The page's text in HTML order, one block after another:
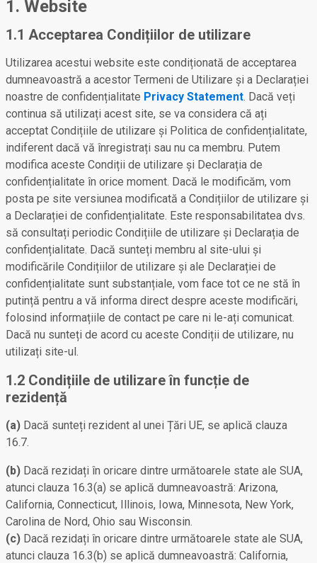
1. Website
1.1 Acceptarea Condițiilor de utilizare
Utilizarea acestui website este condiționată de acceptarea
dumneavoastră a acestor Termeni de Utilizare și a Declarației
noastre de confidențialitate Privacy Statement. Dacă veți
continua să utilizați acest site, se va considera că ați
acceptat Condițiile de utilizare și Politica de confidențialitate,
indiferent dacă vă înregistrați sau nu ca membru. Putem
modifica aceste Condiții de utilizare și Declarația de
confidențialitate în orice moment. Dacă le modificăm, vom
posta pe site versiunea modificată a Condițiilor de utilizare și
a Declarației de confidențialitate. Este responsabilitatea dvs.
să consultați periodic Condițiile de utilizare și Declarația de
confidențialitate. Dacă sunteți membru al site-ului și
modificările Condițiilor de utilizare și ale Declarației de
confidențialitate sunt substanțiale, vom face tot ce ne stă în
putință pentru a vă informa direct despre aceste modificări,
folosind informațiile de contact pe care ni le-ați comunicat.
Dacă nu sunteți de acord cu aceste Condiții de utilizare, nu
utilizați site-ul.
1.2 Condițiile de utilizare în funcție de
rezidență
(a) Dacă sunteți rezident al unei Țări UE, se aplică clauza
16.7.
(b) Dacă rezidați în oricare dintre următoarele state ale SUA,
atunci clauza 16.3(a) se aplică dumneavoastră: Arizona,
California, Connecticut, Illinois, Iowa, Minnesota, New York,
Carolina de Nord, Ohio sau Wisconsin.
(c) Dacă rezidați în oricare dintre următoarele state ale SUA,
atunci clauza 16.3(b) se aplică dumneavoastră: California,